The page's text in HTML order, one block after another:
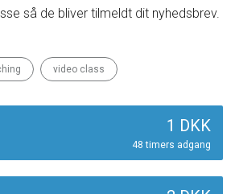
så de bliver tilmeldt dit nyhedsbrev.
video class
1 DKK
48 timers adgang